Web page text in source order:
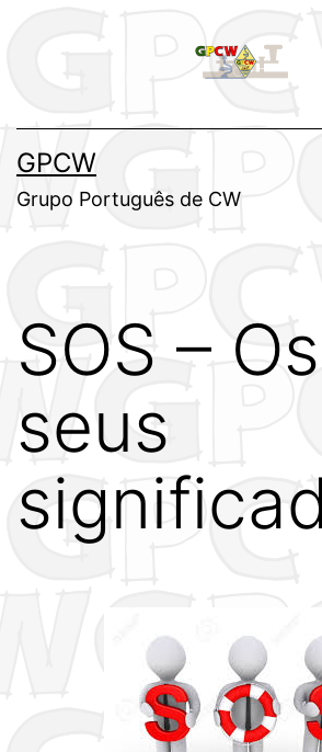
conteúdo
GPCW
Grupo Português de CW
SOS – Os
seus